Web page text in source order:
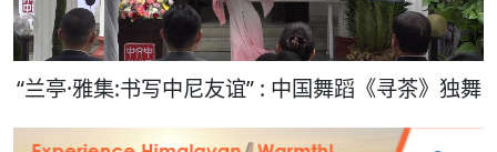
“兰亭·雅集:书写中尼友谊” : 中国舞蹈《寻茶》独舞